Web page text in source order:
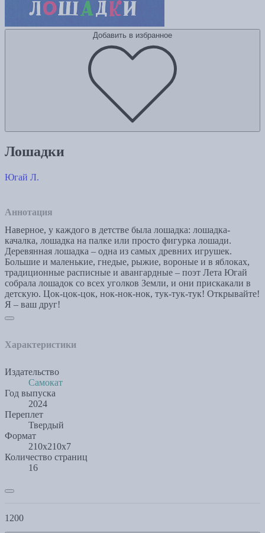
Добавить в избранное
Лошадки
Югай Л.
Аннотация
Наверное, у каждого в детстве была лошадка: лошадка-
качалка, лошадка на палке или просто фигурка лошади.
Деревянная лошадка – одна из самых древних игрушек.
Большие и маленькие, гнедые, рыжие, вороные и в яблоках,
традиционные расписные и авангардные – поэт Лета Югай
собрала лошадок со всех уголков Земли, и они прискакали в
детскую. Цок-цок-цок, нок-нок-нок, тук-тук-тук! Открывайте!
Я – ваш друг!
Характеристики
Издательство
Самокат
Год выпуска
2024
Переплет
Твердый
Формат
210x210x7
Количество страниц
16
1200